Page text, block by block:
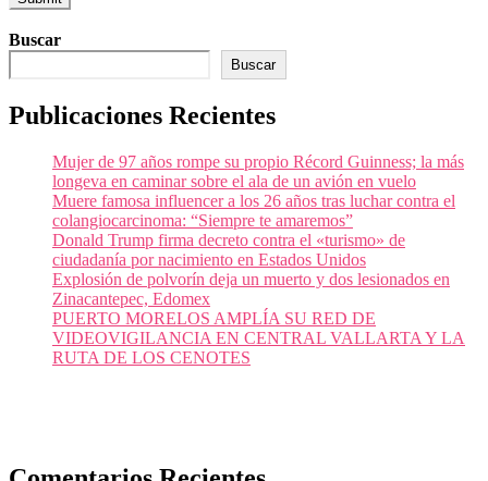
Buscar
Buscar
Publicaciones Recientes
Mujer de 97 años rompe su propio Récord Guinness; la más
longeva en caminar sobre el ala de un avión en vuelo
Muere famosa influencer a los 26 años tras luchar contra el
colangiocarcinoma: “Siempre te amaremos”
Donald Trump firma decreto contra el «turismo» de
ciudadanía por nacimiento en Estados Unidos
Explosión de polvorín deja un muerto y dos lesionados en
Zinacantepec, Edomex
PUERTO MORELOS AMPLÍA SU RED DE
VIDEOVIGILANCIA EN CENTRAL VALLARTA Y LA
RUTA DE LOS CENOTES